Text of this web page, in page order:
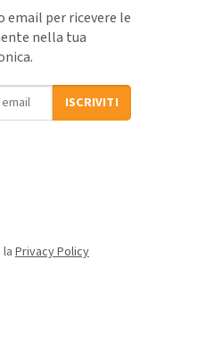
per ricevere le
nella tua
ISCRIVITI
Privacy Policy